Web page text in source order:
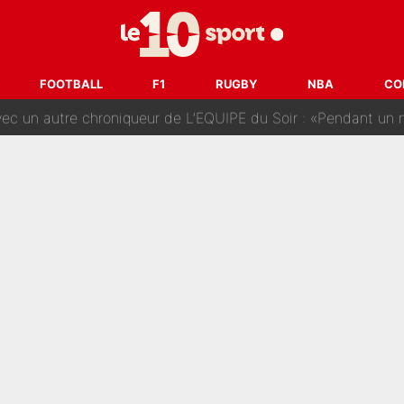
FOOTBALL F1 RUGBY NBA
signatures en pleine crise financière : L’IA propose sept noms à l’OM
: Nouveau sélectionneur des Bleus, Zinédine Zidane s’était imaginé
chroniqueur de L’EQUIPE du Soir : «Pendant un moment, je ne